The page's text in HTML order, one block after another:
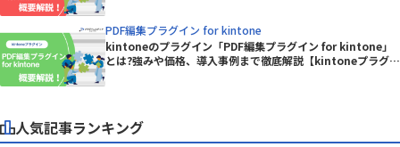
PDF編集プラグイン for kintone
kintoneのプラグイン「PDF編集プラグイン for kintone」
とは?強みや価格、導入事例まで徹底解説【kintoneプラグイ
人気記事ランキング